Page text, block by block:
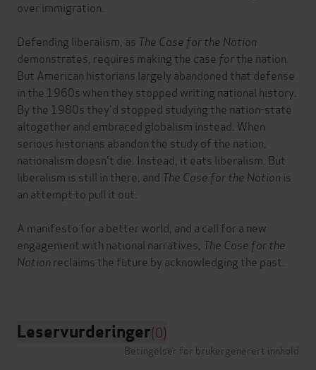
over immigration.
Defending liberalism, as The Case for the Nation
demonstrates, requires making the case forthe nation.
But American historians largely abandoned that defense
in the 1960s when they stopped writing national history.
By the 1980s they'd stopped studying the nation-state
altogether and embraced globalism instead. When
serious historians abandon the study of the nation,
nationalism doesn't die. Instead, it eats liberalism. But
liberalism is still in there, and The Case for the Nation is
an attempt to pull it out.
A manifesto for a better world, and a call for a new
engagement with national narratives, The Case for the
Nation reclaims the future by acknowledging the past.
Leservurderinger(0)
Betingelser for brukergenerert innhold